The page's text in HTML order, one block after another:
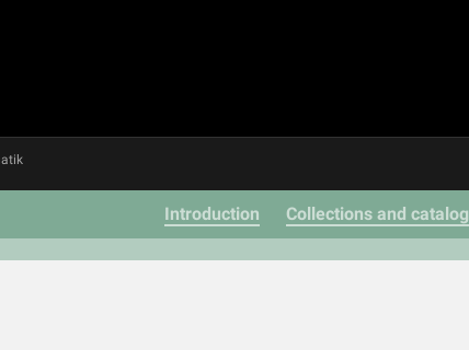
Introduction Collections and catalog